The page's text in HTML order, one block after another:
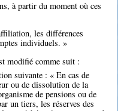
à partir du moment où ces
les différences
individuels. »
modifié comme suit :
suivante : « En cas de
ou de dissolution de la
de pensions ou de
un tiers, les réserves des